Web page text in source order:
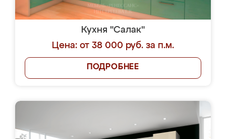
Кухня "Салак"
Цена: от 38 000 руб. за п.м.
ПОДРОБНЕЕ